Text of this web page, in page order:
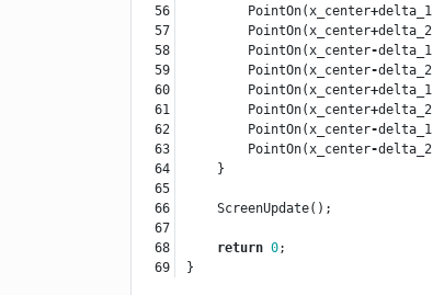
56
57
58
59
60
61
62
63
64
65
66
67
68
PointOn(x_center+delta_1
PointOn(x_center+delta_2
PointOn(x_center-delta_1
PointOn(x_center-delta_2
PointOn(x_center+delta_1
PointOn(x_center+delta_2
PointOn(x_center-delta_1
PointOn(x_center-delta_2
}
ScreenUpdate();
return 0;
}